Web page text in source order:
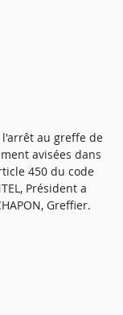
l'arrêt au greffe de
avisées dans
450 du code
Président a
Greffier.